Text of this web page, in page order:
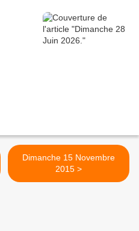
Dimanche 15 Novembre
2015 >